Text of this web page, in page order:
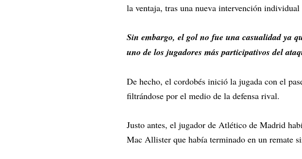
la ventaja, tras una nueva intervención individual
Sin embargo, el gol no fue una casualidad ya
uno de los jugadores más participativos del
De hecho, el cordobés inició la jugada con el
filtrándose por el medio de la defensa rival.
Justo antes, el jugador de Atlético de Madrid
Mac Allister que había terminado en un remate